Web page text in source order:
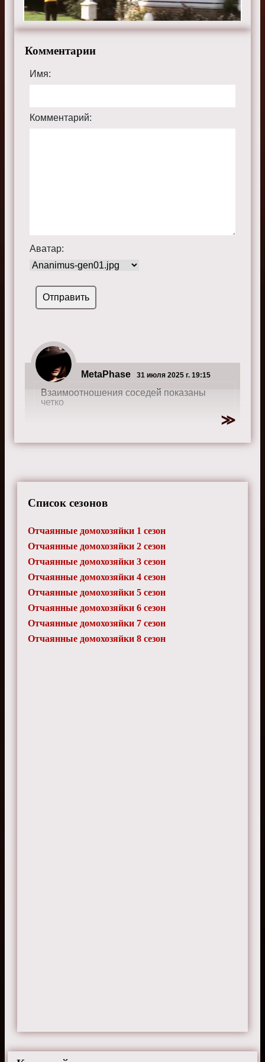
Комментарии
Имя:
Комментарий:
Аватар:
MetaPhase 31 июля 2025 г. 19:15
Взаимоотношения соседей показаны
четко
Список сезонов
Отчаянные домохозяйки 1 сезон
Отчаянные домохозяйки 2 сезон
Отчаянные домохозяйки 3 сезон
Отчаянные домохозяйки 4 сезон
Отчаянные домохозяйки 5 сезон
Отчаянные домохозяйки 6 сезон
Отчаянные домохозяйки 7 сезон
Отчаянные домохозяйки 8 сезон